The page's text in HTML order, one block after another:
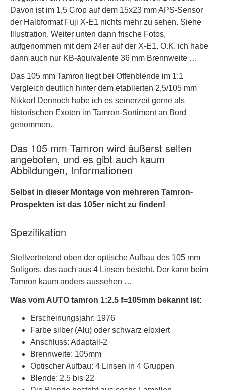
Davon ist im 1,5 Crop auf dem 15x23 mm APS-Sensor
der Halbformat Fuji X-E1 nichts mehr zu sehen. Siehe
Illustration. Weiter unten dann frische Fotos,
aufgenommen mit dem 24er auf der X-E1. O.K. ich habe
dann auch nur KB-äquivalente 36 mm Brennweite …
Das 105 mm Tamron liegt bei Offenblende im 1:1
Vergleich deutlich hinter dem etablierten 2,5/105 mm
Nikkor! Dennoch habe ich es seinerzeit gerne als
historischen Exoten im Tamron-Sortiment an Bord
genommen.
Das 105 mm Tamron wird äußerst selten
angeboten, und es gibt auch kaum
Abbildungen, Informationen
Selbst in dieser Montage von mehreren Tamron-
Prospekten ist das 105er nicht zu finden!
Spezifikation
Stellvertretend oben der optische Aufbau des 105 mm
Soligors, das auch aus 4 Linsen besteht. Der kann beim
Tamron kaum anders aussehen …
Was vom AUTO tamron 1:2.5 f=105mm bekannt ist:
Erscheinungsjahr: 1976
Farbe silber (Alu) oder schwarz eloxiert
Anschluss: Adaptall-2
Brennweite: 105mm
Optischer Aufbau: 4 Linsen in 4 Gruppen
Blende: 2.5 bis 22